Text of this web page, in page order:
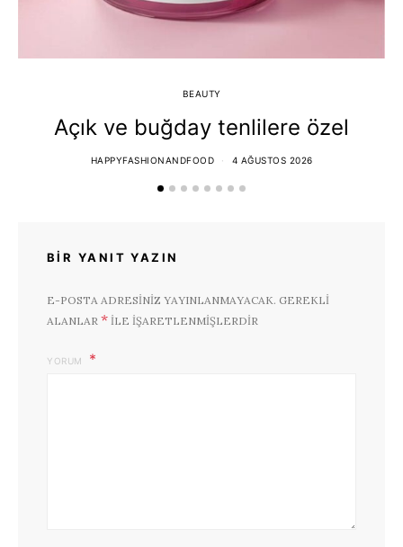
BEAUTY
Açık ve buğday tenlilere özel
HAPPYFASHIONANDFOOD 4 AĞUSTOS 2026
BIR YANIT YAZIN
E-POSTA ADRESINIZ YAYINLANMAYACAK. GEREKLI
ALANLAR * ILE IŞARETLENMIŞLERDIR
YORUM